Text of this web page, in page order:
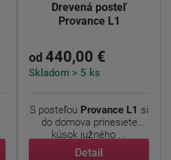
Drevená posteľ
Provance L1
od 440,00 €
Skladom > 5 ks
S posteľou Provance L1 si
do domova prinesiete
kúsok južného ...
Detail